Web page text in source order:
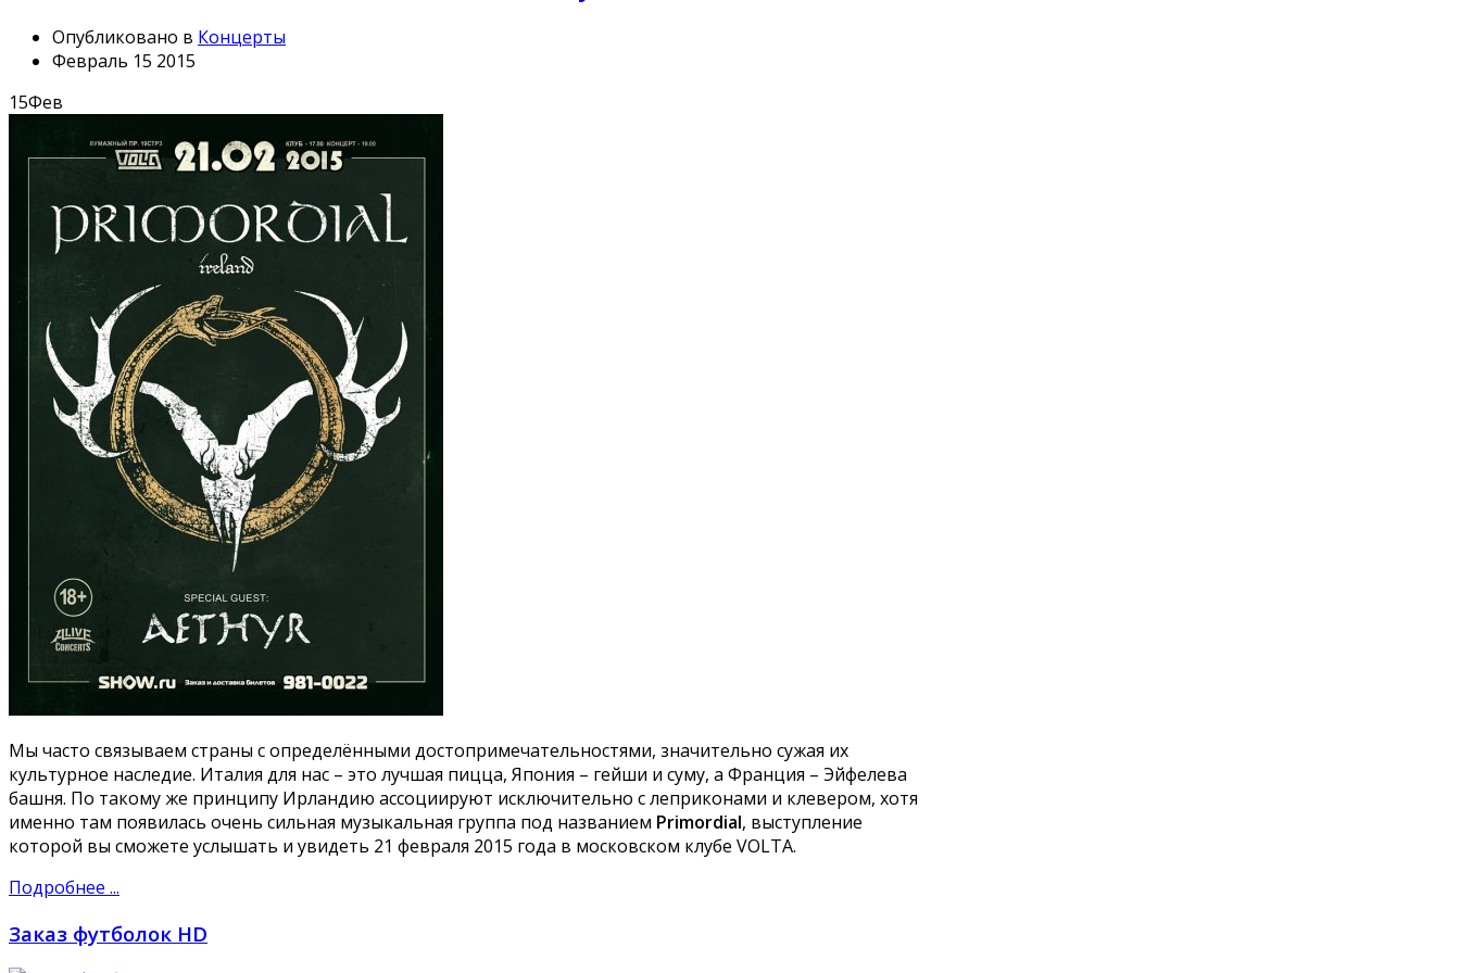
Опубликовано в Концерты
Февраль 15 2015
15Фев
Мы часто связываем страны с определёнными достопримечательностями, значительно сужая их
культурное наследие. Италия для нас – это лучшая пицца, Япония – гейши и суму, а Франция – Эйфелева
башня. По такому же принципу Ирландию ассоциируют исключительно с леприконами и клевером, хотя
именно там появилась очень сильная музыкальная группа под названием Primordial, выступление
которой вы сможете услышать и увидеть 21 февраля 2015 года в московском клубе VOLTA.
Подробнее ...
Заказ футболок HD